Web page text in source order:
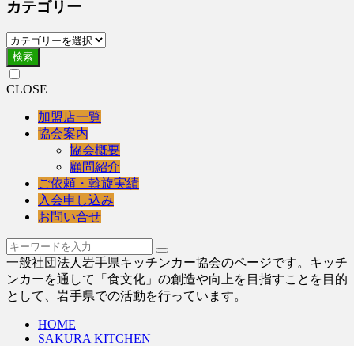
カテゴリー
検索
CLOSE
加盟店一覧
協会案内
協会概要
顧問紹介
ご依頼・斡旋実績
入会申し込み
お問い合せ
一般社団法人岩手県キッチンカー協会のページです。キッチ
ンカーを通して「食文化」の創造や向上を目指すことを目的
として、岩手県での活動を行っています。
HOME
SAKURA KITCHEN